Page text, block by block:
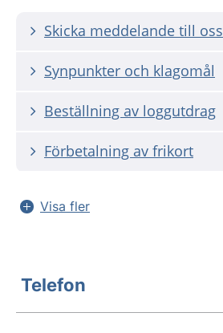
Skicka meddelande till oss
Synpunkter och klagomål
Beställning av loggutdrag
Förbetalning av frikort
Visa fler
Telefon